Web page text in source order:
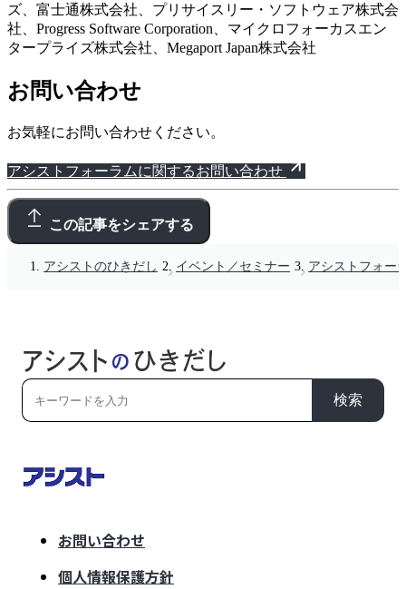
ズ、富士通株式会社、プリサイスリー・ソフトウェア株式会
社、Progress Software Corporation、マイクロフォーカスエン
タープライズ株式会社、Megaport Japan株式会社
お問い合わせ
お気軽にお問い合わせください。
アシストフォーラムに関するお問い合わせ
この記事をシェアする
アシストのひきだし イベント／セミナー アシストフォー
検索
お問い合わせ
個人情報保護方針